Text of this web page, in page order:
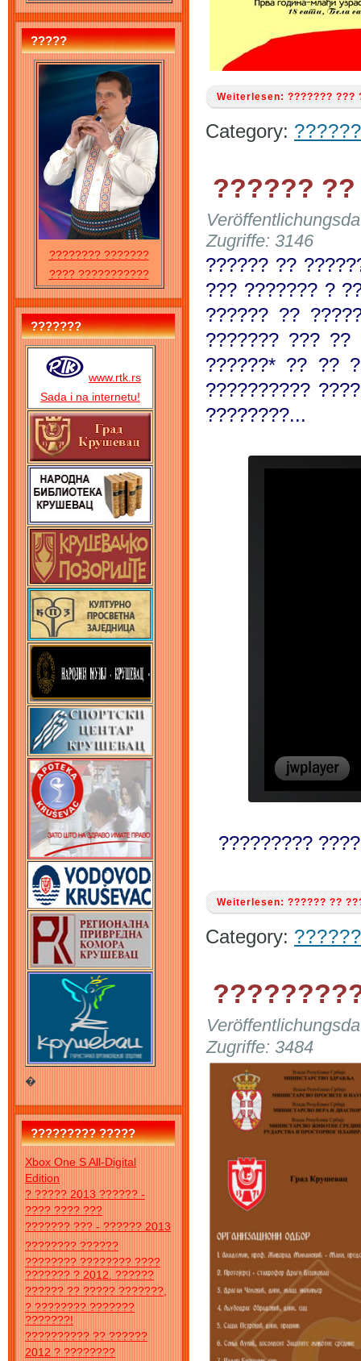
?????
???????? ???????
???? ???????????
???????
www.rtk.rs
Sada i na internetu!
�
????????? ?????
Xbox One S All-Digital
Edition
? ????? 2013 ?????? -
???? ???? ???
??????? ??? - ?????? 2013
???????? ??????
???????? ???????? ????
??????? ? 2012. ??????
?????? ?? ????? ???????,
? ???????? ???????
???????!
?????????? ?? ??????
2012 ? ????????
Weiterlesen: ??????? ???
Category:
??????
Zugriffe: 3146
?????? ??
??? ??????? ?
?????? ??
??????? ???
??????* ?? ??
??????????
????????...
?????????
Weiterlesen: ?????? ??
Category:
Zugriffe: 3484